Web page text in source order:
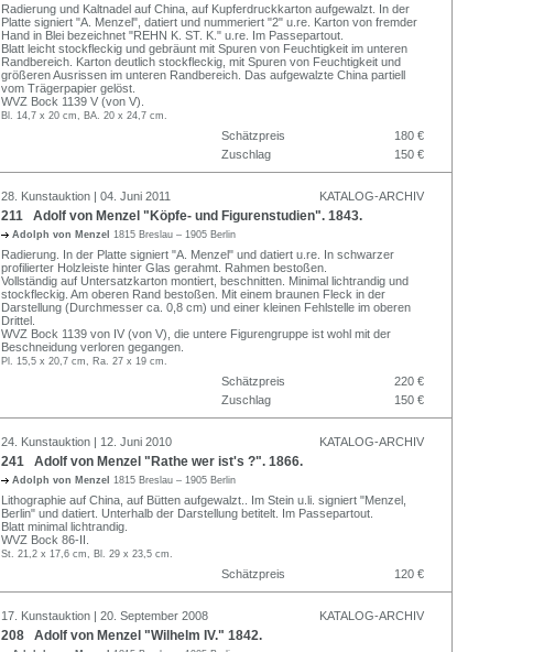
Radierung und Kaltnadel auf China, auf Kupferdruckkarton aufgewalzt. In der
Platte signiert "A. Menzel", datiert und nummeriert "2" u.re. Karton von fremder
Hand in Blei bezeichnet "REHN K. ST. K." u.re. Im Passepartout.
Blatt leicht stockfleckig und gebräunt mit Spuren von Feuchtigkeit im unteren
Randbereich. Karton deutlich stockfleckig, mit Spuren von Feuchtigkeit und
größeren Ausrissen im unteren Randbereich. Das aufgewalzte China partiell
vom Trägerpapier gelöst.
WVZ Bock 1139 V (von V).
Bl. 14,7 x 20 cm, BA. 20 x 24,7 cm.
Schätzpreis
180 €
Zuschlag
150 €
28. Kunstauktion | 04. Juni 2011 KATALOG-ARCHIV
211 Adolf von Menzel "Köpfe- und Figurenstudien". 1843.
Adolph von Menzel 1815 Breslau – 1905 Berlin
Radierung. In der Platte signiert "A. Menzel" und datiert u.re. In schwarzer
profilierter Holzleiste hinter Glas gerahmt. Rahmen bestoßen.
Vollständig auf Untersatzkarton montiert, beschnitten. Minimal lichtrandig und
stockfleckig. Am oberen Rand bestoßen. Mit einem braunen Fleck in der
Darstellung (Durchmesser ca. 0,8 cm) und einer kleinen Fehlstelle im oberen
Drittel.
WVZ Bock 1139 von IV (von V), die untere Figurengruppe ist wohl mit der
Beschneidung verloren gegangen.
Pl. 15,5 x 20,7 cm, Ra. 27 x 19 cm.
Schätzpreis
220 €
Zuschlag
150 €
24. Kunstauktion | 12. Juni 2010 KATALOG-ARCHIV
241 Adolf von Menzel "Rathe wer ist's ?". 1866.
Adolph von Menzel 1815 Breslau – 1905 Berlin
Lithographie auf China, auf Bütten aufgewalzt.. Im Stein u.li. signiert "Menzel,
Berlin" und datiert. Unterhalb der Darstellung betitelt. Im Passepartout.
Blatt minimal lichtrandig.
WVZ Bock 86-II.
St. 21,2 x 17,6 cm, Bl. 29 x 23,5 cm.
Schätzpreis 120 €
17. Kunstauktion | 20. September 2008 KATALOG-ARCHIV
208 Adolf von Menzel "Wilhelm IV." 1842.